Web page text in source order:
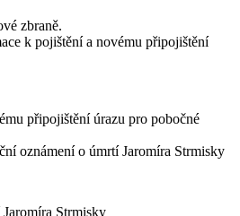
zbraně.
připojištění úrazu pro pobočné
Strmisky